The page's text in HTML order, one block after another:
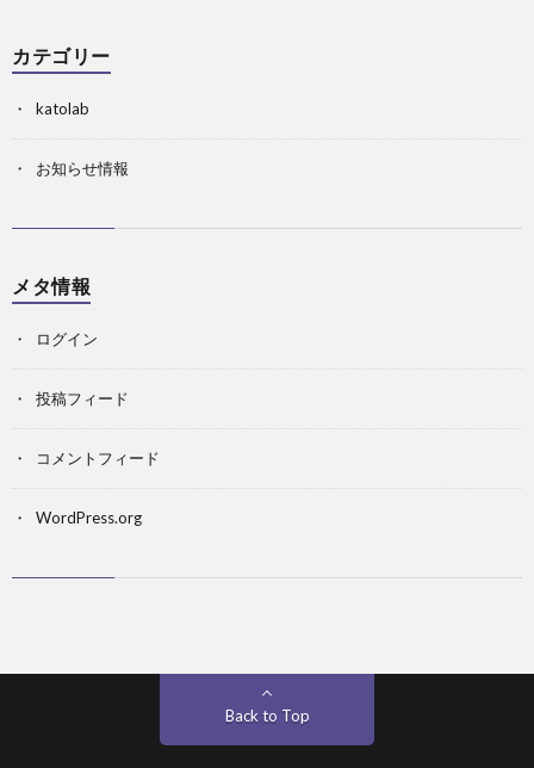
カテゴリー
katolab
お知らせ情報
メタ情報
ログイン
投稿フィード
コメントフィード
WordPress.org
Back to Top